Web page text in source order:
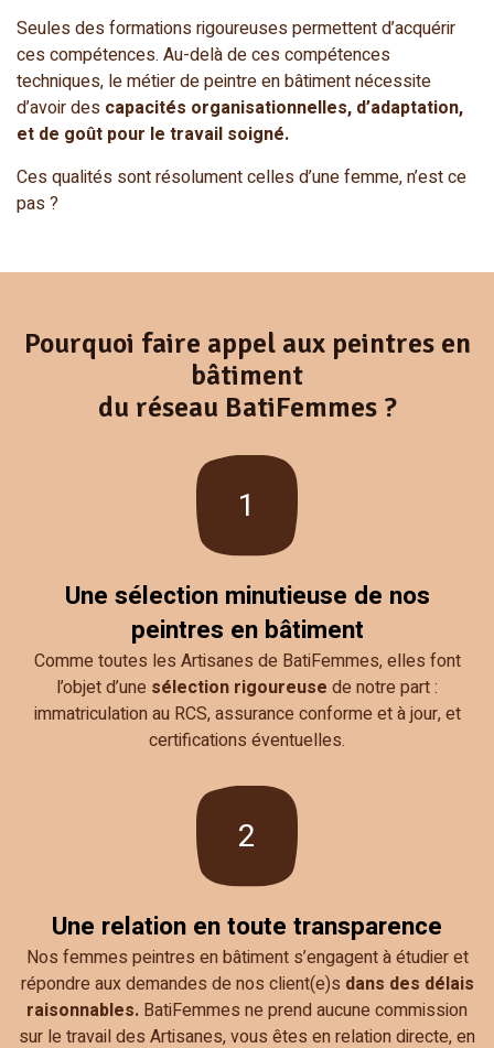
Seules des formations rigoureuses permettent d’acquérir
ces compétences. Au-delà de ces compétences
techniques, le métier de peintre en bâtiment nécessite
d’avoir des capacités organisationnelles, d’adaptation,
et de goût pour le travail soigné.
Ces qualités sont résolument celles d’une femme, n’est ce
pas ?
Pourquoi faire appel aux peintres en
bâtiment
du réseau BatiFemmes ?
1
Une sélection minutieuse de nos
peintres en bâtiment
Comme toutes les Artisanes de BatiFemmes, elles font
l’objet d’une sélection rigoureuse de notre part :
immatriculation au RCS, assurance conforme et à jour, et
certifications éventuelles.
2
Une relation en toute transparence
Nos femmes peintres en bâtiment s’engagent à étudier et
répondre aux demandes de nos client(e)s dans des délais
raisonnables. BatiFemmes ne prend aucune commission
sur le travail des Artisanes, vous êtes en relation directe, en